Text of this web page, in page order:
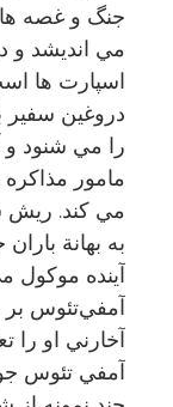
جنگ و غصه
مي انديشد و
اسپارت ها
دروغين سفير
را مي شنود و
مامور
مي كند.
به بهانة
آينده موكول
آمفي‌تئوس بر
آخارني او را
آمفي تئوس